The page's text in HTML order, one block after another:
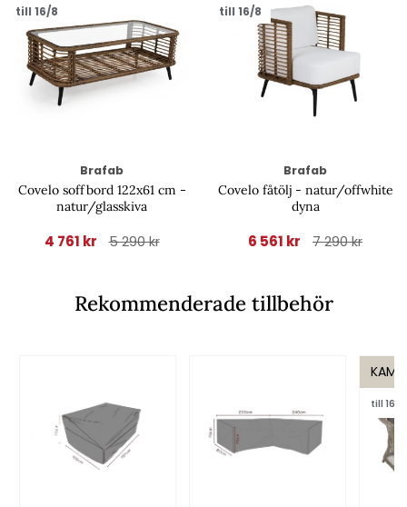
till 16/8
Brafab
Covelo soffbord 122x61 cm -
natur/glasskiva
4 761 kr 5 290 kr
till 16/8
Brafab
Covelo fåtölj - natur/offwhite
dyna
6 561 kr 7 290 kr
Rekommenderade tillbehör
till 16/8